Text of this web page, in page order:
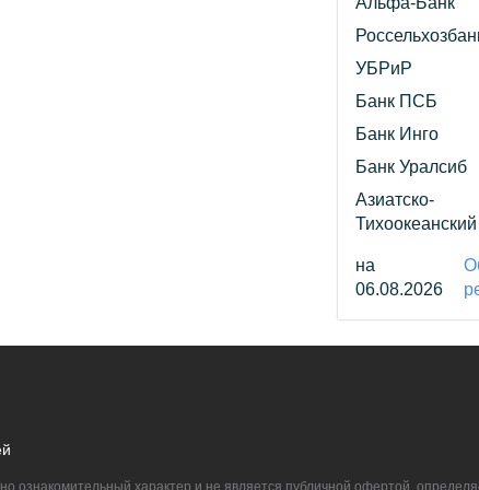
УБРиР
Банк ПСБ
Банк Инго
Банк Уралсиб
Азиатско-
на
06.08.2026
ознакомительный характер и не является публичной офертой,